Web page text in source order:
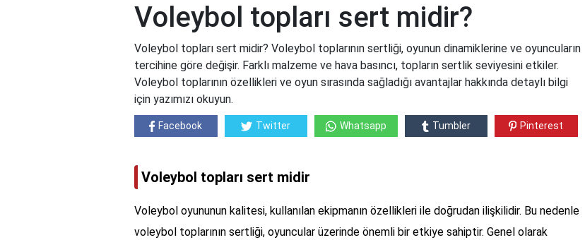
Voleybol topları sert midir?
Voleybol topları sert midir? Voleybol toplarının sertliği, oyunun dinamiklerine ve oyuncuların
tercihine göre değişir. Farklı malzeme ve hava basıncı, topların sertlik seviyesini etkiler.
Voleybol toplarının özellikleri ve oyun sırasında sağladığı avantajlar hakkında detaylı bilgi
için yazımızı okuyun.
Facebook Twitter Whatsapp Tumbler Pinterest
Voleybol topları sert midir
Voleybol oyununun kalitesi, kullanılan ekipmanın özellikleri ile doğrudan ilişkilidir. Bu nedenle
voleybol toplarının sertliği, oyuncular üzerinde önemli bir etkiye sahiptir. Genel olarak